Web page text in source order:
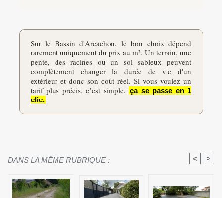
Sur le Bassin d'Arcachon, le bon choix dépend
rarement uniquement du prix au m². Un terrain, une
pente, des racines ou un sol sableux peuvent
complètement changer la durée de vie d'un
extérieur et donc son coût réel. Si vous voulez un
tarif plus précis, c’est simple, ça se passe en 1
clic.
DANS LA MÊME RUBRIQUE : < >